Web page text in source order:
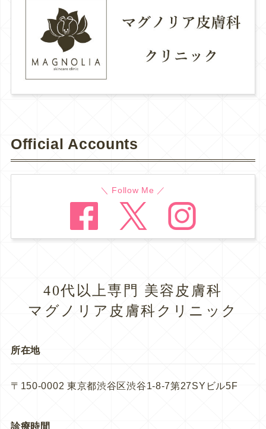
Official Accounts
＼ Follow Me ／
40代以上専門 美容皮膚科
マグノリア皮膚科クリニック
所在地
〒150-0002 東京都渋谷区渋谷1-8-7第27SYビル5F
診療時間